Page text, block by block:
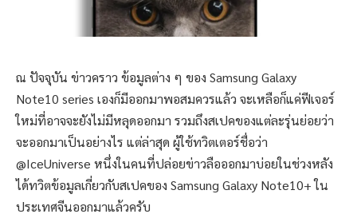
ณ ปัจจุบัน ข่าวคราว ข้อมูลต่าง ๆ ของ Samsung Galaxy
Note10 series เองก็มีออกมาพอสมควรแล้ว จะเหลือก็แค่ฟีเจอร์
ใหม่ที่อาจจะยังไม่มีหลุดออกมา รวมถึงสเปคของแต่ละรุ่นย่อยว่า
จะออกมาเป็นอย่างไร แต่ล่าสุด ผู้ใช้ทวิตเตอร์ชื่อว่า
@IceUniverse หนึ่งในคนที่ปล่อยข่าวลือออกมาบ่อยในช่วงหลัง
ได้ทวิตข้อมูลเกี่ยวกับสเปคของ Samsung Galaxy Note10+ ใน
ประเทศจีนออกมาแล้วครับ